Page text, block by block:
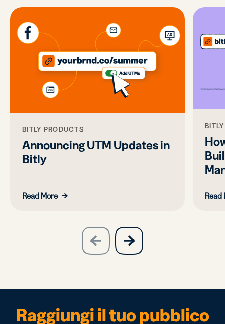
BITLY PRODUCTS
Announcing UTM Updates in
Bitly
Read More Read
previous
slide
next
slide
Raggiungi il tuo pubblico